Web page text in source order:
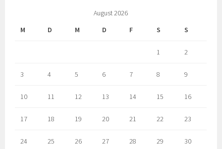
August 2026
M
D M D F S S
1 2
3 4 5 6 7 8 9
10 11 12 13 14 15 16
17 18 19 20 21 22 23
24 25 26 27 28 29 30